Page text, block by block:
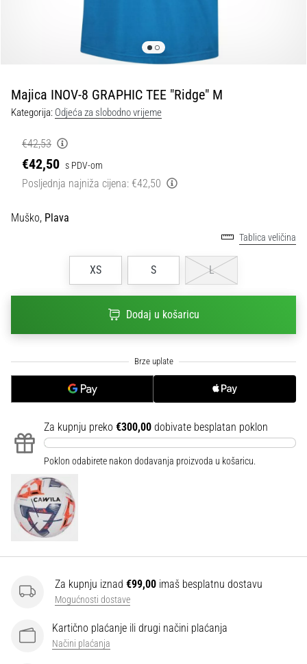
1. 7. 2025
•
1 min. čitanja
Play
for
More
Pripremi
službenim
i
kopačkama
PUMA.
Budi
svake
utakmice,
gola…
Prikaži
članke
Majica INOV-8 GRAPHIC TEE "Ridge" M
Kategorija: Odjeća za slobodno vrijeme
€42,53
€42,50 s PDV-om
Posljednja najniža cijena: €42,50
Muško, Plava
Tablica veličina
XS S L
Dodaj u košaricu
Za kupnju preko €300,00 dobivate besplatan poklon
Poklon odabirete nakon dodavanja proizvoda u košaricu.
Za kupnju iznad €99,00 imaš besplatnu dostavu
Mogućnosti dostave
Kartično plaćanje ili drugi načini plaćanja
Načini plaćanja